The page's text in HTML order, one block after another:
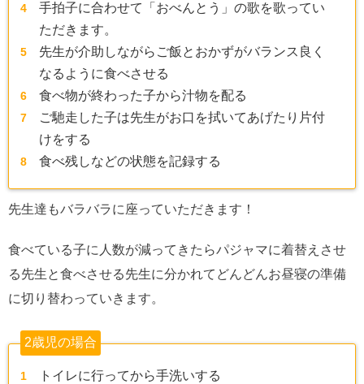
手拍子に合わせて「おべんとう」の歌を歌ってい
ただきます。
先生が介助しながらご飯とおかずがバランス良く
なるように食べさせる
食べ物が終わった子から汁物を配る
ご馳走した子は先生がお口を拭いてあげたり片付
けをする
食べ残しなどの状態を記録する
先生達もバラバラに座っていただきます！
食べている子に人数が減ってきたらパジャマに着替えさせ
る先生と食べさせる先生に分かれてどんどんお昼寝の準備
に切り替わっていきます。
2歳児の場合
トイレに行ってから手洗いする